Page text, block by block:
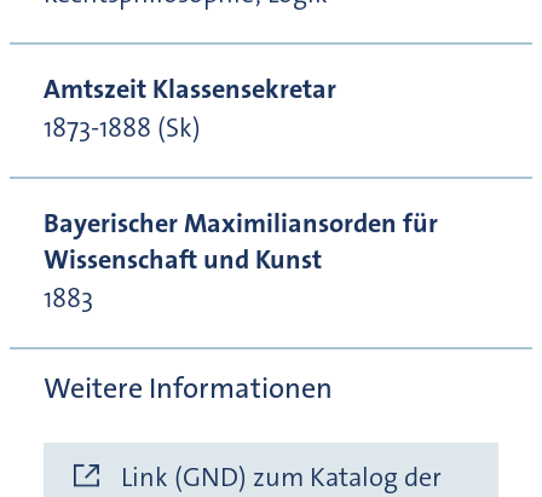
Amtszeit Klassensekretar
1873-1888 (Sk)
Bayerischer Maximiliansorden für
Wissenschaft und Kunst
1883
Weitere Informationen
Link (GND) zum Katalog der